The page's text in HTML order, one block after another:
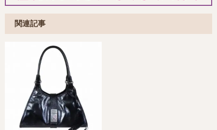
関連記事